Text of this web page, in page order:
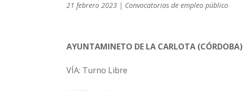
21 febrero 2023 | Convocatorias de empleo público
AYUNTAMINETO DE LA CARLOTA (CÓRDOBA)
VÍA: Turno Libre